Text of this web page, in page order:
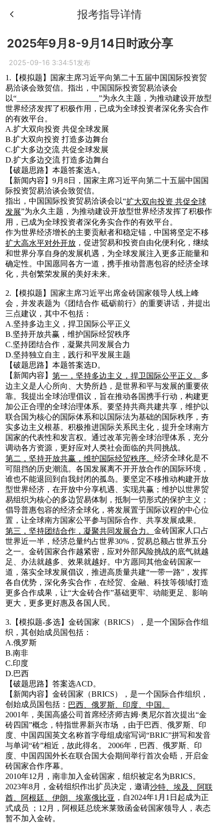
报考指导详情
2025年9月8-9月14日时政分享
2025-09-16 3:34:51发布
1.【模拟题】国家主席习近平向第二十五届中国国际投资贸
易洽谈会致贺信。指出，中国国际投资贸易洽谈会
以“_____________________”为永久主题，为推动建设开放型
世界经济发挥了积极作用，已成为全球投资者深化务实合作
的有效平台。
A.扩大双向投资 共促全球发展
B.扩大双向投资 打造多边舞台
C.扩大多边交流 共促全球发展
D.扩大多边交流 打造多边舞台
【破题思路】本题答案选A。
【新闻内容】9月8日，国家主席习近平向第二十五届中国国
际投资贸易洽谈会致贺信。
指出，中国国际投资贸易洽谈会以“扩大双向投资 共促全球
发展”为永久主题，为推动建设开放型世界经济发挥了积极作
用，已成为全球投资者深化务实合作的有效平台。
作为世界经济增长的主要贡献者和稳定锚，中国将坚定不移
扩大高水平对外开放，促进贸易和投资自由化便利化，继续
和世界分享自身的发展机遇，为全球发展注入更多正能量和
确定性。中国愿同各方一道，携手推动普惠包容的经济全球
化，共创繁荣发展的美好未来。
2.【模拟题】国家主席习近平出席金砖国家领导人线上峰
会，并发表题为《团结合作 砥砺前行》的重要讲话，并提出
三点建议，其中不包括：
A.坚持多边主义，捍卫国际公平正义
B.坚持开放共赢，维护国际经贸秩序
C.坚持团结合作，凝聚共同发展合力
D.坚持独立自主，践行和平发展主题
【破题思路】本题答案选D。
【新闻内容】 第一，坚持多边主义，捍卫国际公平正义。 多
边主义是人心所向、大势所趋，是世界和平与发展的重要依
靠。我提出全球治理倡议，旨在推动各国携手行动，构建更
加公正合理的全球治理体系。要坚持共商共建共享，维护以
联合国为核心的国际体系和以国际法为基础的国际秩序，夯
实多边主义根基。积极推进国际关系民主化，提升全球南方
国家的代表性和发言权。通过改革完善全球治理体系，充分
调动各方资源，更好应对人类社会面临的共同挑战。
第二，坚持开放共赢，维护国际经贸秩序。 经济全球化是不
可阻挡的历史潮流。各国发展离不开开放合作的国际环境，
谁也不能退回到自我封闭的孤岛。要坚定不移推动构建开放
型世界经济，在开放中分享机遇、实现共赢；维护以世界贸
易组织为核心的多边贸易体制，抵制一切形式的保护主义；
倡导普惠包容的经济全球化，将发展置于国际议程的中心位
置，让全球南方国家公平参与国际合作、共享发展成果。
第三，坚持团结合作，凝聚共同发展合力。 金砖国家人口占
世界近一半，经济总量约占世界30%，贸易总额占世界五分
之一。金砖国家合作越紧密，应对外部风险挑战的底气就越
足、办法就越多、效果就越好。中方愿同其他金砖国家一
道，落实全球发展倡议，推进高质量共建“一带一路”，发挥
各自优势，深化务实合作，在经贸、金融、科技等领域打造
更多合作成果，让“大金砖合作”基础更牢、动能更足、影响
更大，更多更好惠及各国人民。
3.【模拟题-多选】金砖国家（BRICS），是一个国际合作组
织，其创始成员国包括：
A.俄罗斯
B.南非
C.印度
D.巴西
【破题思路】答案选ACD。
【新闻内容】金砖国家（BRICS），是一个国际合作组织，
创始成员国包括： 巴西、俄罗斯、印度、中国。
2001年，美国高盛公司首席经济师吉姆·奥尼尔首次提出“金
砖四国”概念，特指世界新兴市场 ，由于巴西、俄罗斯、印
度、中国四国英文名称首字母组成缩写词“BRIC”拼写和发音
与单词“砖”相近，故此得名。 2006年，巴西、俄罗斯、印
度、中国四国外长在联合国大会期间举行首次会晤，开启金
砖国家合作序幕。
2010年12月，南非加入金砖国家，组织被定名为BRICS。
2023年8月，金砖组织作出扩员决定，邀请沙特、埃及、阿联
酋、阿根廷、伊朗、埃塞俄比亚 ，自2024年1月1日起成为正
式成员 ；12月，阿根廷总统米莱致函金砖国家领导人，表态
暂不加入金砖。